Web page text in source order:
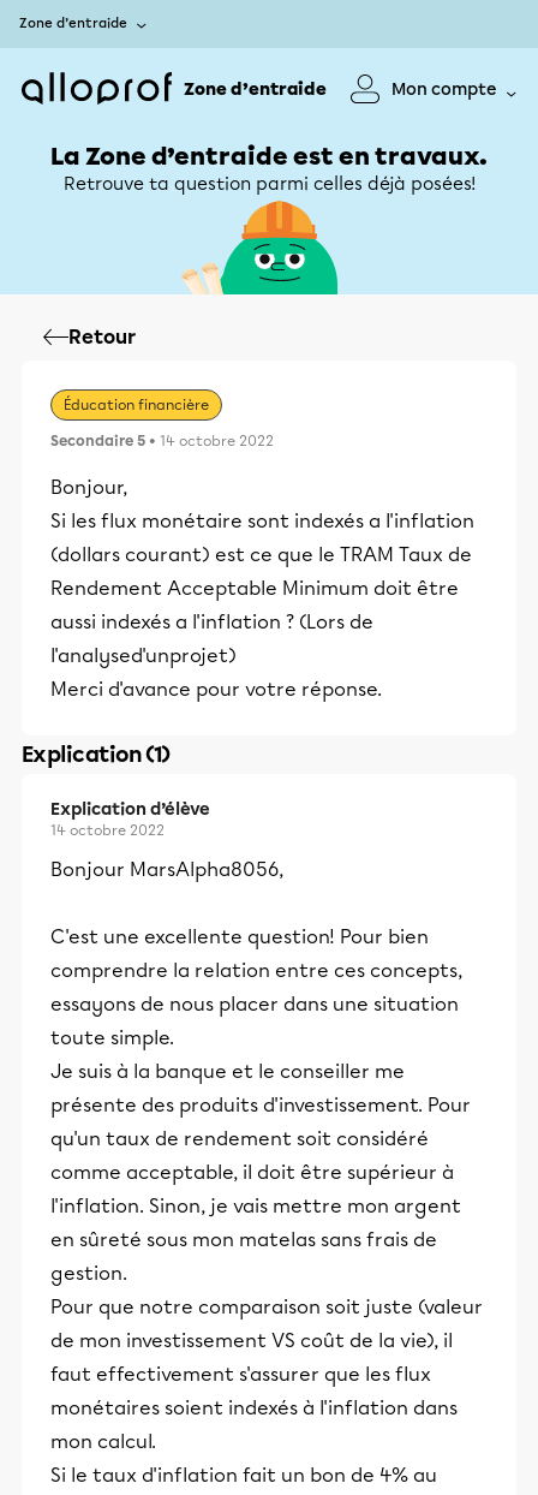
Zone d’entraide
Zone d’entraide Mon compte
La Zone d’entraide est en travaux.
Retrouve ta question parmi celles déjà posées!
Retour
Éducation financière
Secondaire 5 • 14 octobre 2022
Bonjour,
Si les flux monétaire sont indexés a l'inflation
(dollars courant) est ce que le TRAM Taux de
Rendement Acceptable Minimum doit être
aussi indexés a l'inflation ? (Lors de
l'analysed'unprojet)
Merci d'avance pour votre réponse.
Explication (1)
Explication d’élève
14 octobre 2022
Bonjour MarsAlpha8056,
C'est une excellente question! Pour bien
comprendre la relation entre ces concepts,
essayons de nous placer dans une situation
toute simple.
Je suis à la banque et le conseiller me
présente des produits d'investissement. Pour
qu'un taux de rendement soit considéré
comme acceptable, il doit être supérieur à
l'inflation. Sinon, je vais mettre mon argent
en sûreté sous mon matelas sans frais de
gestion.
Pour que notre comparaison soit juste (valeur
de mon investissement VS coût de la vie), il
faut effectivement s'assurer que les flux
monétaires soient indexés à l'inflation dans
mon calcul.
Si le taux d'inflation fait un bon de 4% au